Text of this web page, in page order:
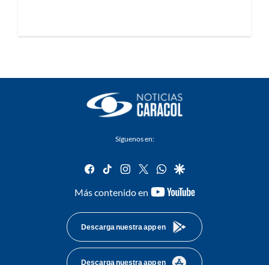
Síguenos en:
facebook
tiktok instagram
twitterwhatsapp
google
Más contenido en
youtube-
Descarga nuestra app en
Descarga nuestra app en